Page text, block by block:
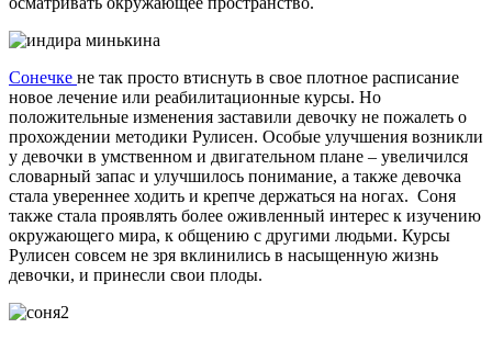
Сонечке не так просто втиснуть в свое плотное расписание
новое лечение или реабилитационные курсы. Но
положительные изменения заставили девочку не пожалеть о
прохождении методики Рулисен. Особые улучшения возникли
у девочки в умственном и двигательном плане – увеличился
словарный запас и улучшилось понимание, а также девочка
стала увереннее ходить и крепче держаться на ногах. Соня
также стала проявлять более оживленный интерес к изучению
окружающего мира, к общению с другими людьми. Курсы
Рулисен совсем не зря вклинились в насыщенную жизнь
девочки, и принесли свои плоды.